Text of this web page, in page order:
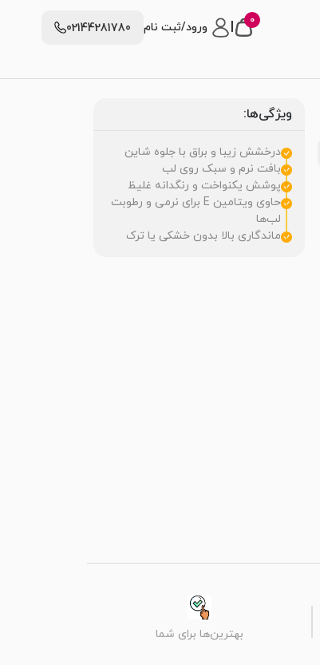
0 ورود/ثبت نام 02144281780
ویژگی‌ها:
درخشش زیبا و براق با جلوه شاین
بافت نرم و سبک روی لب
پوشش یکنواخت و رنگدانه‌ غلیظ
حاوی ویتامین E برای نرمی و رطوبت
لب‌ها
ماندگاری بالا بدون خشکی یا ترک
بهترین‌ها برای شما